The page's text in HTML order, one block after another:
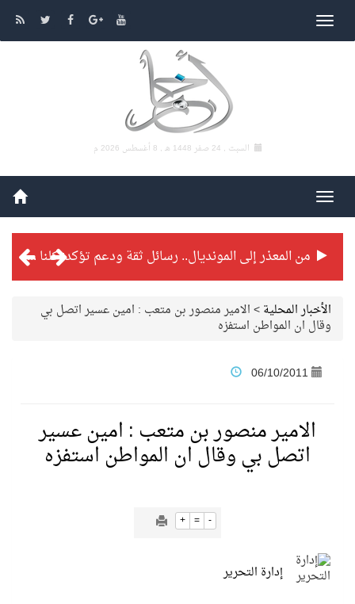
السبت , 24 صفر 1448 هـ , 8 أغسطس 2026 م
من المعذر إلى المونديال.. رسائل ثقة ودعم تؤكد: كلنا مع الأخضر
الأخبار المحلية>الامير منصور بن متعب : امين عسير اتصل بي
وقال ان المواطن استفزه
06/10/2011
الامير منصور بن متعب : امين عسير
اتصل بي وقال ان المواطن استفزه
+ = -
إدارة التحرير